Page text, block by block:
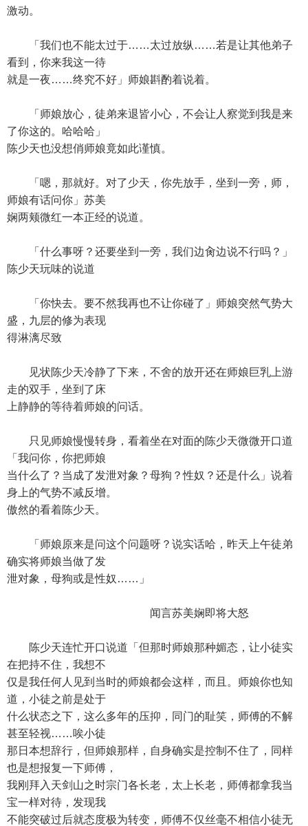
激动。
「我们也不能太过于……太过放纵……若是让其他弟子
看到，你来我这一待
就是一夜……终究不好」师娘斟酌着说着。
「师娘放心，徒弟来退皆小心，不会让人察觉到我是来
了你这的。哈哈哈」
陈少天也没想俏师娘竟如此谨慎。
「嗯，那就好。对了少天，你先放手，坐到一旁，师，
师娘有话问你」苏美
娴两颊微红一本正经的说道。
「什么事呀？还要坐到一旁，我们边肏边说不行吗？」
陈少天玩味的说道
「你快去。要不然我再也不让你碰了」师娘突然气势大
盛，九层的修为表现
得淋漓尽致
见状陈少天冷静了下来，不舍的放开还在师娘巨乳上游
走的双手，坐到了床
上静静的等待着师娘的问话。
只见师娘慢慢转身，看着坐在对面的陈少天微微开口道
「我问你，你把师娘
当什么了？当成了发泄对象？母狗？性奴？还是什么」说着
身上的气势不减反增。
傲然的看着陈少天。
「师娘原来是问这个问题呀？说实话哈，昨天上午徒弟
确实将师娘当做了发
泄对象，母狗或是性奴……」
闻言苏美娴即将大怒
陈少天连忙开口说道「但那时师娘那种媚态，让小徒实
在把持不住，我想不
仅是我任何人见到当时的师娘都会这样，而且。师娘你也知
道，小徒之前是处于
什么状态之下，这么多年的压抑，同门的耻笑，师傅的不解
甚至轻视……唉小徒
那日本想辞行，但师娘那样，自身确实是控制不住了，同样
也是想报复一下师傅，
我刚拜入天剑山之时宗门各长老，太上长老，师傅都拿我当
宝一样对待，发现我
不能突破过后就态度极为转变，师傅不仅丝毫不相信小徒无